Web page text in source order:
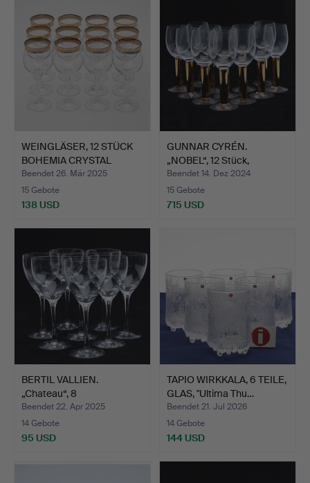
WEINGLÄSER, 12 STÜCK
BOHEMIA CRYSTAL
DIANA…
Beendet 26. Mär 2025
15 Gebote
138 USD
GUNNAR CYRÉN.
„NOBEL“, 12 Stück,
Rotweingl…
Beendet 14. Dez 2024
15 Gebote
715 USD
BERTIL VALLIEN.
„Chateau“, 8
Rotweingläser…
Beendet 22. Apr 2025
14 Gebote
95 USD
TAPIO WIRKKALA, 6 TEILE,
GLAS, "Ultima Thu…
Beendet 21. Jul 2026
14 Gebote
144 USD